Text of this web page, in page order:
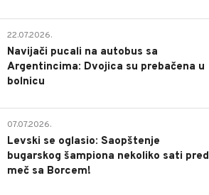
22.07.2026.
Navijači pucali na autobus sa
Argentincima: Dvojica su prebačena u
bolnicu
07.07.2026.
Levski se oglasio: Saopštenje
bugarskog šampiona nekoliko sati pred
meč sa Borcem!